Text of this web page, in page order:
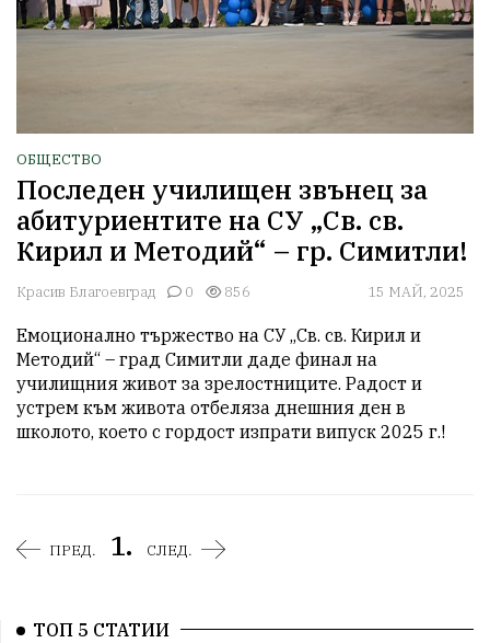
ОБЩЕСТВО
Последен училищен звънец за
абитуриентите на СУ „Св. св.
Кирил и Методий“ – гр. Симитли!
Красив Благоевград 0 856 15 МАЙ, 2025
Емоционално тържество на СУ „Св. св. Кирил и
Методий“ – град Симитли даде финал на
училищния живот за зрелостниците. Радост и
устрем към живота отбеляза днешния ден в
школото, което с гордост изпрати випуск 2025 г.!
ПРЕД. 1. СЛЕД.
ТОП 5 СТАТИИ